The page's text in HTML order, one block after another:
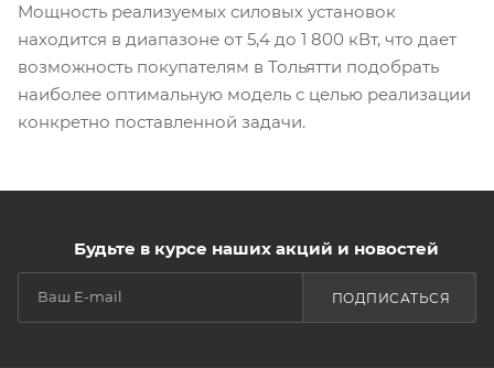
Мощность реализуемых силовых установок
находится в диапазоне от 5,4 до 1 800 кВт, что дает
возможность покупателям в Тольятти подобрать
наиболее оптимальную модель с целью реализации
конкретно поставленной задачи.
Будьте в курсе наших акций и новостей
ПОДПИСАТЬСЯ